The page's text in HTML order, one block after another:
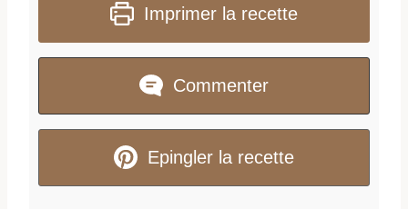
Imprimer la recette
Commenter
Epingler la recette